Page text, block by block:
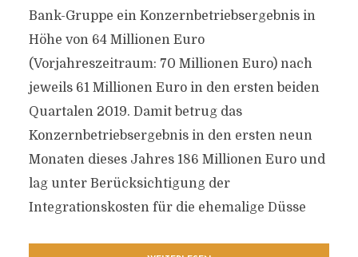
Bank-Gruppe ein Konzernbetriebsergebnis in
Höhe von 64 Millionen Euro
(Vorjahreszeitraum: 70 Millionen Euro) nach
jeweils 61 Millionen Euro in den ersten beiden
Quartalen 2019. Damit betrug das
Konzernbetriebsergebnis in den ersten neun
Monaten dieses Jahres 186 Millionen Euro und
lag unter Berücksichtigung der
Integrationskosten für die ehemalige Düsse